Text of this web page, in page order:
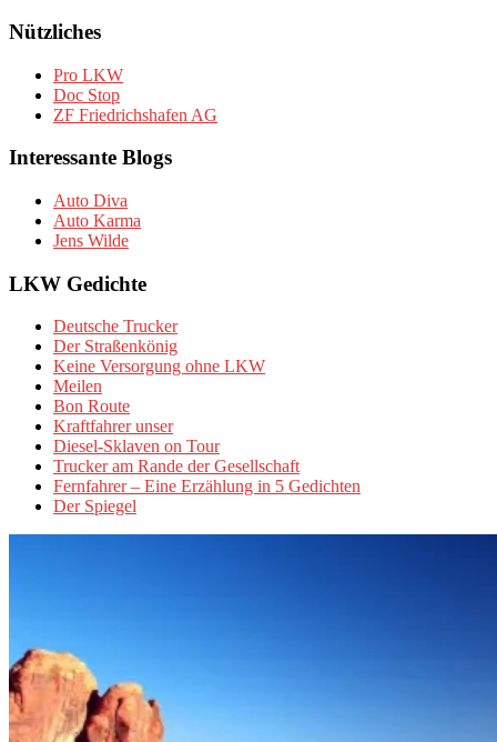
Nützliches
Pro LKW
Doc Stop
ZF Friedrichshafen AG
Interessante Blogs
Auto Diva
Auto Karma
Jens Wilde
LKW Gedichte
Deutsche Trucker
Der Straßenkönig
Keine Versorgung ohne LKW
Meilen
Bon Route
Kraftfahrer unser
Diesel-Sklaven on Tour
Trucker am Rande der Gesellschaft
Fernfahrer – Eine Erzählung in 5 Gedichten
Der Spiegel